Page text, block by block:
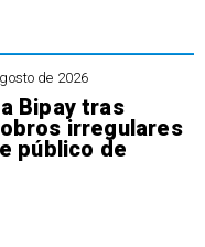
de 2026
Bipay tras
irregulares
público de